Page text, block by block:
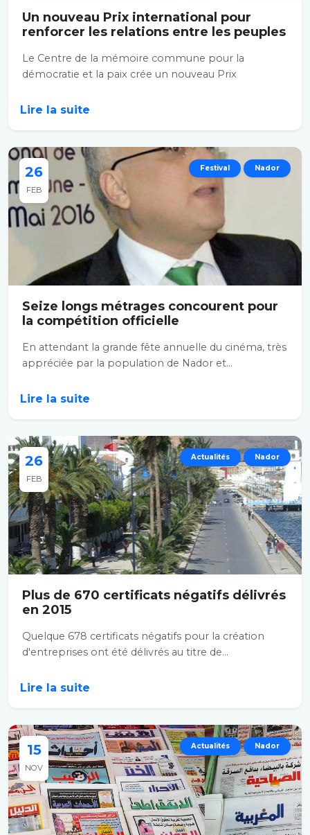
Un nouveau Prix international pour
renforcer les relations entre les peuples
Le Centre de la mémoire commune pour la
démocratie et la paix crée un nouveau Prix
Lire la suite
26
FEB
Festival Nador
Seize longs métrages concourent pour
la compétition officielle
En attendant la grande fête annuelle du cinéma, très
appréciée par la population de Nador et...
Lire la suite
26
FEB
Actualités Nador
Plus de 670 certificats négatifs délivrés
en 2015
Quelque 678 certificats négatifs pour la création
d'entreprises ont été délivrés au titre de...
Lire la suite
15
NOV
Actualités Nador